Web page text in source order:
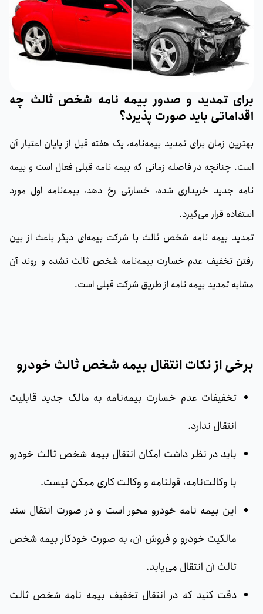
برای تمدید و صدور بیمه نامه شخص ثالث چه
اقداماتی باید صورت پذیرد؟
بهترین زمان برای تمدید بیمه‌نامه، یک هفته قبل از پایان اعتبار آن
است. چنانچه در فاصله زمانی که بیمه نامه قبلی فعال است و بیمه
نامه جدید خریداری شده،‌ خسارتی رخ دهد،‌ بیمه‌نامه اول مورد
استفاده قرار می‌گیرد.
تمدید بیمه نامه شخص ثالث با شرکت بیمه‌ای دیگر باعث از بین
رفتن تخفیف عدم خسارت بیمه‌نامه ‌شخص ثالث نشده و روند آن
مشابه تمدید بیمه‌ نامه از طریق شرکت قبلی است.
برخی از نکات انتقال بیمه شخص ثالث خودرو
تخفیفات عدم خسارت بیمه‌نامه به مالک جدید قابلیت
انتقال ندارد.
باید در نظر داشت امکان انتقال بیمه شخص ثا‌لث خودرو
با وکالت‌نامه، قولنامه و وکالت کاری ممکن نیست.
این بیمه نامه خودرو محور است و در صورت انتقال سند
مالکیت خودرو و فروش آن، به صورت خودکار بیمه شخص
ثالث آن انتقال می‌یابد.
دقت کنید که در انتقال تخفیف بیمه نامه شخص ثالث